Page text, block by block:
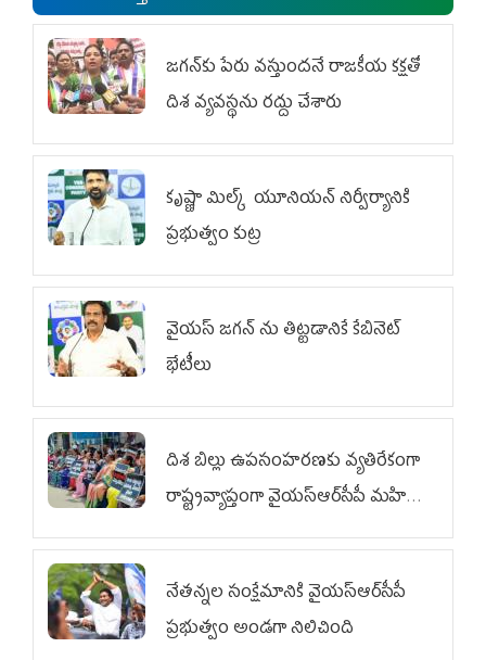
జగన్‌కు పేరు వస్తుందనే రాజకీయ కక్షతో
దిశ వ్య‌వ‌స్థ‌ను రద్దు చేశారు
కృష్ణా మిల్క్‌ యూనియన్‌ నిర్వీర్యానికి
ప్రభుత్వం కుట్ర
వైయ‌స్ జగన్‌ ను తిట్టడానికే కేబినెట్‌
భేటీలు
దిశ బిల్లు ఉపసంహరణకు వ్యతిరేకంగా
రాష్ట్రవ్యాప్తంగా వైయ‌స్ఆర్‌సీపీ మహిళా
విభాగం ఆందోళనలు
నేతన్నల సంక్షేమానికి వైయ‌స్ఆర్‌సీపీ
ప్రభుత్వం అండగా నిలిచింది